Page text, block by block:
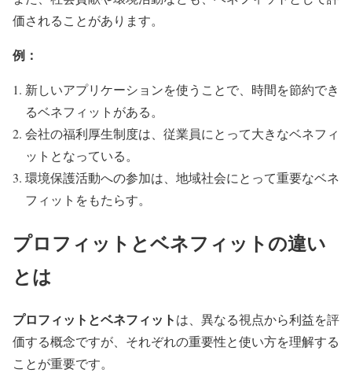
価されることがあります。
例：
新しいアプリケーションを使うことで、時間を節約でき
るベネフィットがある。
会社の福利厚生制度は、従業員にとって大きなベネフィ
ットとなっている。
環境保護活動への参加は、地域社会にとって重要なベネ
フィットをもたらす。
プロフィットとベネフィットの違い
とは
プロフィットとベネフィットは、異なる視点から利益を評
価する概念ですが、それぞれの重要性と使い方を理解する
ことが重要です。